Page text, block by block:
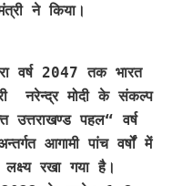
ने किया।
वर्ष 2047 तक भारत
नरेन्द्र मोदी के संकल्प
पहल“ वर्ष
आगामी पांच वर्षों में
रखा गया है।